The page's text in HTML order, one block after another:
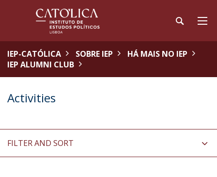
IEP-CATÓLICA SOBRE IEP
HÁ MAIS NO IEP
IEP ALUMNI CLUB
Activities
FILTER AND SORT